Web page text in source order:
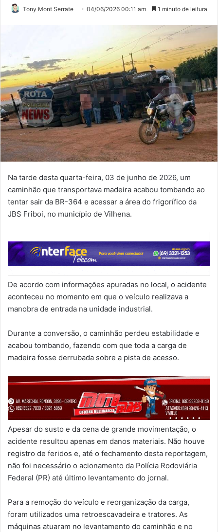
Tony Mont Serrate 04/06/2026 00:11 am 1 minuto de leitura
Na tarde desta quarta-feira, 03 de junho de 2026, um
caminhão que transportava madeira acabou tombando ao
tentar sair da BR-364 e acessar a área do frigorífico da
JBS Friboi, no município de Vilhena.
De acordo com informações apuradas no local, o acidente
aconteceu no momento em que o veículo realizava a
manobra de entrada na unidade industrial.
Durante a conversão, o caminhão perdeu estabilidade e
acabou tombando, fazendo com que toda a carga de
madeira fosse derrubada sobre a pista de acesso.
Apesar do susto e da cena de grande movimentação, o
acidente resultou apenas em danos materiais. Não houve
registro de feridos e, até o fechamento desta reportagem,
não foi necessário o acionamento da Polícia Rodoviária
Federal (PR) até último levantamento do jornal.
Para a remoção do veículo e reorganização da carga,
foram utilizados uma retroescavadeira e tratores. As
máquinas atuaram no levantamento do caminhão e no